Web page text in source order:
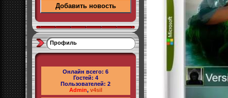
Добавить новость
Профиль
Онлайн всего: 6
Гостей: 4
Пользователей: 2
Admin, v4sil